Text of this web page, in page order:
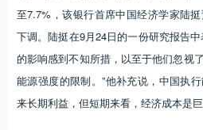
至7.7%，该银行首席中国经济学家陆
下调。陆挺在9月24日的一份研究报告
的影响感到不知所措，以至于他们忽视
能源强度的限制。”他补充说，中国执
来长期利益，但短期来看，经济成本是巨